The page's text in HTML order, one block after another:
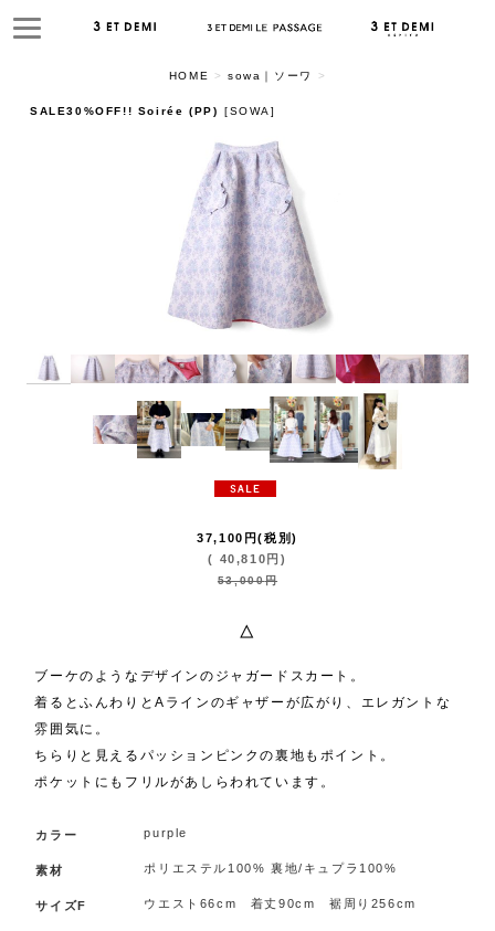
HOME > sowa｜ソーワ >
SALE30%OFF!! Soirée (PP) [SOWA]
37,100 円(税別)
( 40,810 円 )
53,000円
△
ブーケのようなデザインのジャガードスカート。
着るとふんわりとAラインのギャザーが広がり、エレガントな
雰囲気に。
ちらりと見えるパッションピンクの裏地もポイント。
ポケットにもフリルがあしらわれています。
カラー purple
素材 ポリエステル100% 裏地/キュプラ100%
サイズF ウエスト66cm 着丈90cm 裾周り256cm